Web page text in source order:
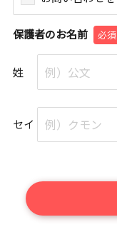
保護者のお名前 必須
姓
セイ